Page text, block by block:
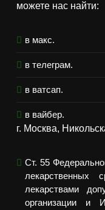
можете нас найти:
в макс.
в телеграм.
в ватсап.
в вайбер.
г. Москва,
Ст. 55
лекарственных
лекарствами
организации и